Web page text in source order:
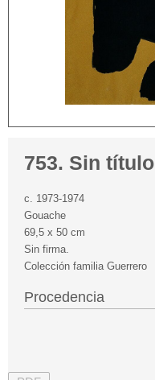
753. Sin título
c. 1973-1974
Gouache
69,5 x 50 cm
Sin firma.
Colección familia Guerrero
Procedencia